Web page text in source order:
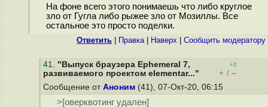
На фоне всего этого понимаешь что либо круглое
зло от Гугла либо рыжее зло от Мозиллы. Все
остальное это просто поделки.
Ответить Правка| Наверх Cообщить модератору
41. "Выпуск браузера Ephemeral 7,
развиваемого проектом elementar..."
+2
+ / –
Сообщение от Аноним (41), 07-Окт-20, 06:15
>[оверквотинг удален]